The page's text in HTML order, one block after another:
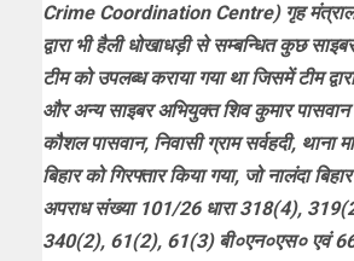
Crime Coordination Centre) गृह
द्वारा भी हैली धोखाधड़ी से सम्बन्धित कुछ
टीम को उपलब्ध कराया गया था जिसमें टीम
और अन्य साइबर अभियुक्त शिव कुमार
कौशल पासवान, निवासी ग्राम सर्वहदी, थाना
बिहार को गिरफ्तार किया गया, जो नालंदा
अपराध संख्या 101/26 धारा 318(4),
340(2), 61(2), 61(3) बी०एन०एस० एवं